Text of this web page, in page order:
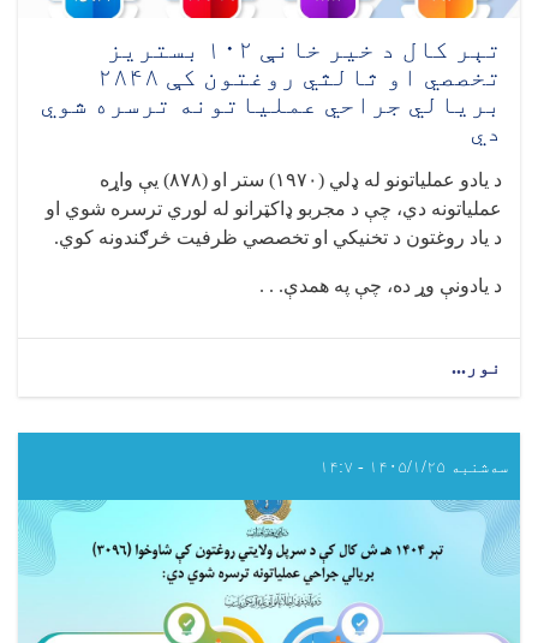
تېر کال د خیر خانې ۱۰۲ بستریز
تخصصي او ثالثي روغتون کې ۲۸۴۸
بریالي جراحي عملیاتونه ترسره شوي
دي
د یادو عملیاتونو له ډلي (۱۹۷۰) ستر او (۸۷۸)
یې واړه
عملیاتونه دي، چې د مجربو ډاکټرانو له لوري ترسره شوي او
د یاد روغتون د تخنیکي او تخصصي ظرفیت څرګندونه کوي.
د یادونې وړ ده، چې په همدې. . .
نور...
د
خیر
۱۰۲
تخصصي
روغتون
سه‌شنبه ۱۴۰۵/۱/۲۵ - ۱۴:۷